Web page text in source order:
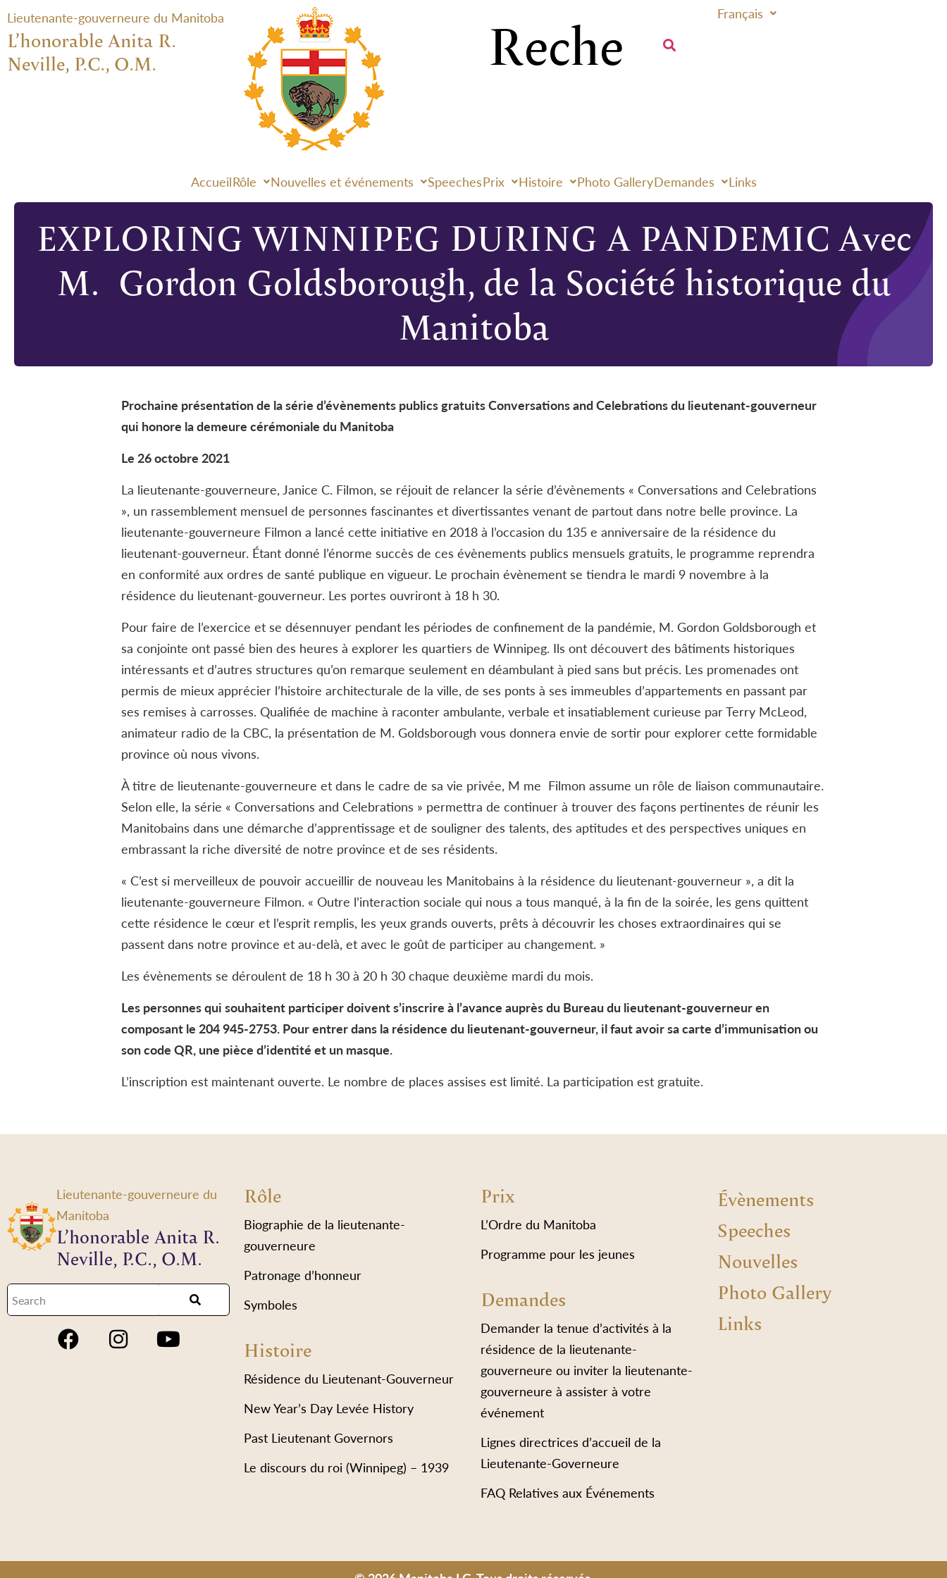
Lieutenante-gouverneure du Manitoba
L’honorable Anita R.
Neville, P.C., O.M.
Français
AccueilRôle Nouvelles et événements SpeechesPrix Histoire Photo GalleryDemandes Links
EXPLORING WINNIPEG DURING A PANDEMIC Avec
M. Gordon Goldsborough, de la Société historique du
Manitoba
Prochaine présentation de la série d’évènements publics gratuits Conversations and Celebrations du lieutenant-gouverneur
qui honore la demeure cérémoniale du Manitoba
Le 26 octobre 2021
La lieutenante-gouverneure, Janice C. Filmon, se réjouit de relancer la série d’évènements « Conversations and Celebrations
», un rassemblement mensuel de personnes fascinantes et divertissantes venant de partout dans notre belle province. La
lieutenante-gouverneure Filmon a lancé cette initiative en 2018 à l’occasion du 135 e anniversaire de la résidence du
lieutenant-gouverneur. Étant donné l’énorme succès de ces évènements publics mensuels gratuits, le programme reprendra
en conformité aux ordres de santé publique en vigueur. Le prochain évènement se tiendra le mardi 9 novembre à la
résidence du lieutenant-gouverneur. Les portes ouvriront à 18 h 30.
Pour faire de l’exercice et se désennuyer pendant les périodes de confinement de la pandémie, M. Gordon Goldsborough et
sa conjointe ont passé bien des heures à explorer les quartiers de Winnipeg. Ils ont découvert des bâtiments historiques
intéressants et d’autres structures qu’on remarque seulement en déambulant à pied sans but précis. Les promenades ont
permis de mieux apprécier l’histoire architecturale de la ville, de ses ponts à ses immeubles d’appartements en passant par
ses remises à carrosses. Qualifiée de machine à raconter ambulante, verbale et insatiablement curieuse par Terry McLeod,
animateur radio de la CBC, la présentation de M. Goldsborough vous donnera envie de sortir pour explorer cette formidable
province où nous vivons.
À titre de lieutenante-gouverneure et dans le cadre de sa vie privée, M me Filmon assume un rôle de liaison communautaire.
Selon elle, la série « Conversations and Celebrations » permettra de continuer à trouver des façons pertinentes de réunir les
Manitobains dans une démarche d’apprentissage et de souligner des talents, des aptitudes et des perspectives uniques en
embrassant la riche diversité de notre province et de ses résidents.
« C’est si merveilleux de pouvoir accueillir de nouveau les Manitobains à la résidence du lieutenant-gouverneur », a dit la
lieutenante-gouverneure Filmon. « Outre l’interaction sociale qui nous a tous manqué, à la fin de la soirée, les gens quittent
cette résidence le cœur et l’esprit remplis, les yeux grands ouverts, prêts à découvrir les choses extraordinaires qui se
passent dans notre province et au-delà, et avec le goût de participer au changement. »
Les évènements se déroulent de 18 h 30 à 20 h 30 chaque deuxième mardi du mois.
Les personnes qui souhaitent participer doivent s’inscrire à l’avance auprès du Bureau du lieutenant-gouverneur en
composant le 204 945-2753. Pour entrer dans la résidence du lieutenant-gouverneur, il faut avoir sa carte d’immunisation ou
son code QR, une pièce d’identité et un masque.
L’inscription est maintenant ouverte. Le nombre de places assises est limité. La participation est gratuite.
Lieutenante-gouverneure du
Manitoba
L’honorable Anita R.
Neville, P.C., O.M.
Rôle
Biographie de la lieutenante-
gouverneure
Patronage d’honneur
Symboles
Histoire
Résidence du Lieutenant-Gouverneur
New Year’s Day Levée History
Past Lieutenant Governors
Le discours du roi (Winnipeg) – 1939
Prix
L’Ordre du Manitoba
Programme pour les jeunes
Demandes
Demander la tenue d’activités à la
résidence de la lieutenante-
gouverneure ou inviter la lieutenante-
gouverneure à assister à votre
événement
Lignes directrices d’accueil de la
Lieutenante-Governeure
FAQ Relatives aux Événements
Évènements
Speeches
Nouvelles
Photo Gallery
Links